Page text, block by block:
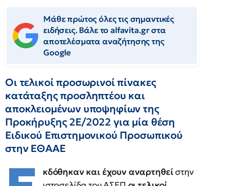
Μάθε πρώτος όλες τις σημαντικές
ειδήσεις. Βάλε το alfavita.gr στα
αποτελέσματα αναζήτησης της
Google
Οι τελικοί προσωρινοί πίνακες
κατάταξης προσληπτέου και
αποκλειομένων υποψηφίων της
Προκήρυξης 2Ε/2022 για μία θέση
Ειδικού Επιστημονικού Προσωπικού
στην ΕΘΑΑΕ
κδόθηκαν και έχουν αναρτηθείστην